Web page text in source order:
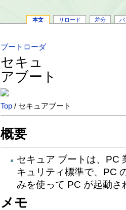
本文 リロード 差分 バ
ブートローダ
セキュ
アブート
Top / セキュアブート
概要
セキュア ブートは、PC
キュリティ標準で、PC
みを使って PC が起動さ
メモ